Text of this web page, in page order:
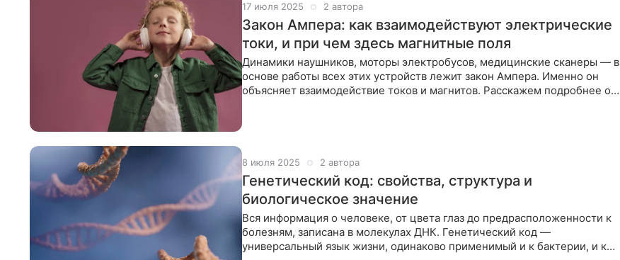
17 июля 2025 2 автора
Закон Ампера: как взаимодействуют электрические
токи, и при чем здесь магнитные поля
Динамики наушников, моторы электробусов, медицинские сканеры — в
основе работы всех этих устройств лежит закон Ампера. Именно он
объясняет взаимодействие токов и магнитов. Расскажем подробнее о
8 июля 2025 2 автора
Генетический код: свойства, структура и
биологическое значение
Вся информация о человеке, от цвета глаз до предрасположенности к
болезням, записана в молекулах ДНК. Генетический код —
универсальный язык жизни, одинаково применимый и к бактерии, и к